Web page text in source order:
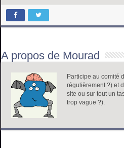
A propos de Mourad
Participe au comité
régulièrement ?) et
site ou sur tout un
trop vague ?).